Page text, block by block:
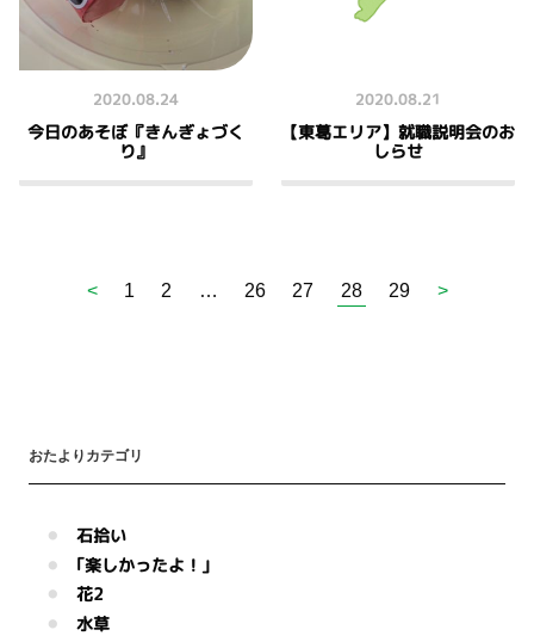
2020.08.24
今日のあそぼ『きんぎょづく
り』
2020.08.21
【東葛エリア】就職説明会のお
しらせ
< 1 2 … 26 27 28 29 >
おたよりカテゴリ
石拾い
｢楽しかったよ！｣
花2
水草